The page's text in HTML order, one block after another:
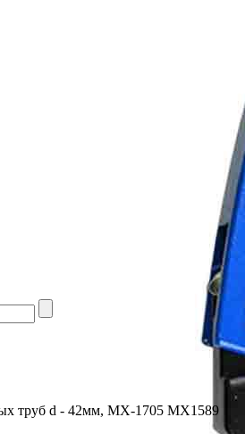
труб d - 42мм, МХ-1705 MX1589